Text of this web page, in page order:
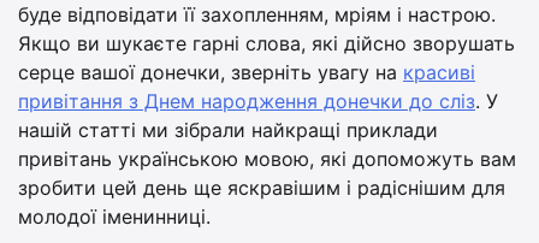
буде відповідати її захопленням, мріям і настрою.
Якщо ви шукаєте гарні слова, які дійсно зворушать
серце вашої донечки, зверніть увагу на красиві
привітання з Днем народження донечки до сліз. У
нашій статті ми зібрали найкращі приклади
привітань українською мовою, які допоможуть вам
зробити цей день ще яскравішим і радіснішим для
молодої іменинниці.